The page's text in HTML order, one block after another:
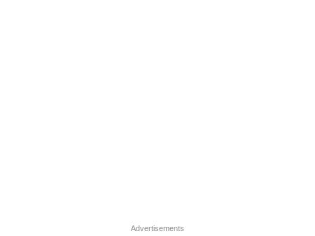
Advertisements